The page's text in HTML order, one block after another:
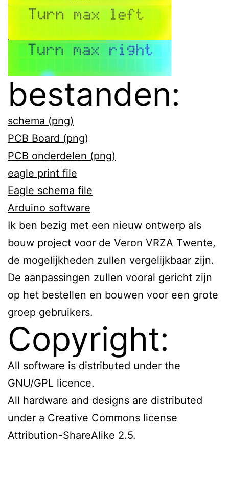
bestanden:
schema (png)
PCB Board (png)
PCB onderdelen (png)
eagle print file
Eagle schema file
Arduino software
Ik ben bezig met een nieuw ontwerp als
bouw project voor de Veron VRZA Twente,
de mogelijkheden zullen vergelijkbaar zijn.
De aanpassingen zullen vooral gericht zijn
op het bestellen en bouwen voor een grote
groep gebruikers.
Copyright:
All software is distributed under the
GNU/GPL licence.
All hardware and designs are distributed
under a Creative Commons license
Attribution-ShareAlike 2.5.